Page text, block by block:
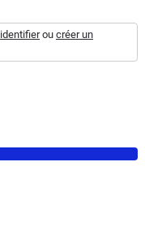
identifierou créer un